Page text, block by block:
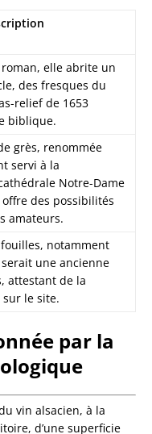
elle abrite un
des fresques du
relief de 1653
biblique.
grès, renommée
servi à la
Notre-Dame
des possibilités
amateurs.
notamment
une ancienne
attestant de la
le site.
par la
vin alsacien, à la
d’une superficie